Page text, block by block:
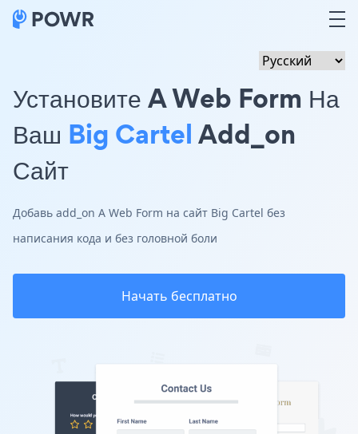
Установите A Web Form На
Ваш Big CartelAdd_on
Сайт
Добавь add_on A Web Form на сайт Big Cartel без
написания кода и без головной боли
Начать бесплатно